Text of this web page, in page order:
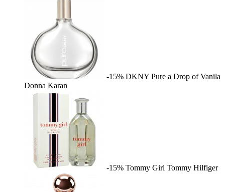
-15% DKNY Pure a Drop of Vanila
Donna Karan
-15% Tommy Girl Tommy Hilfiger